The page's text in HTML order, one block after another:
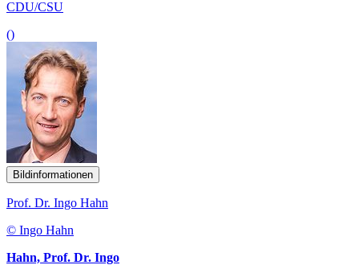
CDU/CSU
()
Bildinformationen
Prof. Dr. Ingo Hahn
© Ingo Hahn
Hahn, Prof. Dr. Ingo